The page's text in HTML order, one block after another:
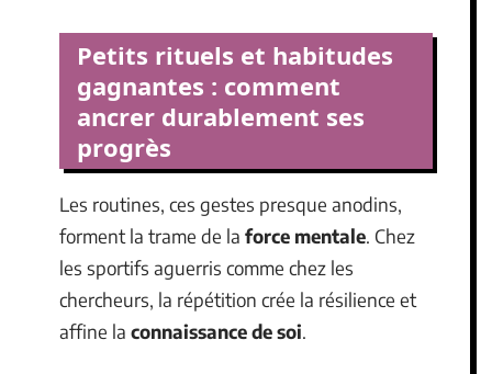
Petits rituels et habitudes
gagnantes : comment
ancrer durablement ses
progrès
Les routines, ces gestes presque anodins,
forment la trame de la force mentale. Chez
les sportifs aguerris comme chez les
chercheurs, la répétition crée la résilience et
affine la connaissance de soi.